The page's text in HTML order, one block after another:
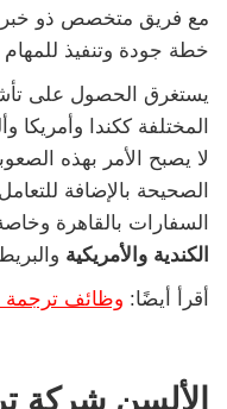
مع فريق متخصص ذو
خطة جودة وتنفيذ
يستغرق الحصول على
المختلفة ككندا وأمريكا
لا يصبح الأمر بهذه
الصحيحة بالإضافة
السفارات بالقاهرة
الكندية والأمريكية
أقرأ أيضًا: وظائف ترجمة
الألسن شركة